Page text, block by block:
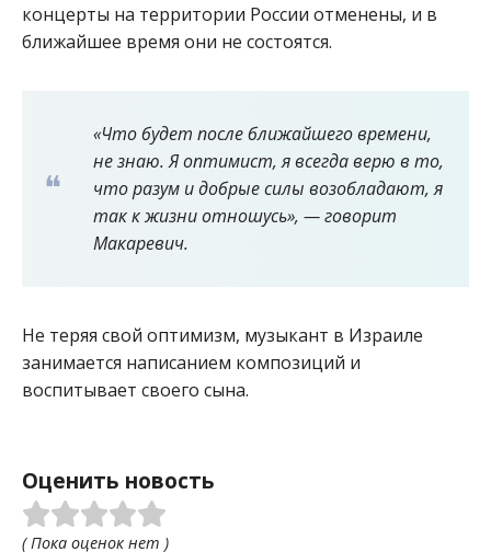
концерты на территории России отменены, и в
ближайшее время они не состоятся.
«Что будет после ближайшего времени,
не знаю. Я оптимист, я всегда верю в то,
что разум и добрые силы возобладают, я
так к жизни отношусь», — говорит
Макаревич.
Не теряя свой оптимизм, музыкант в Израиле
занимается написанием композиций и
воспитывает своего сына.
Оценить новость
( Пока оценок нет )